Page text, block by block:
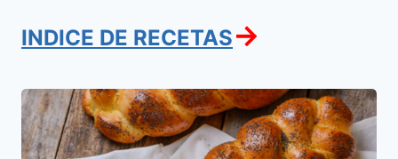
INDICE DE RECETAS→
Jalot